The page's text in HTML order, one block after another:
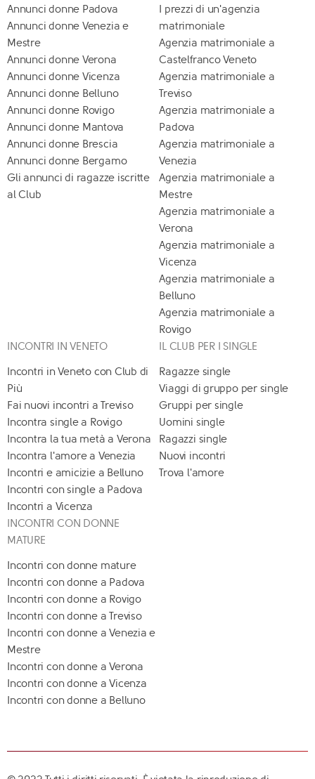
Annunci donne Padova
Annunci donne Venezia e
Mestre
Annunci donne Verona
Annunci donne Vicenza
Annunci donne Belluno
Annunci donne Rovigo
Annunci donne Mantova
Annunci donne Brescia
Annunci donne Bergamo
Gli annunci di ragazze iscritte
al Club
I prezzi di un'agenzia
matrimoniale
Agenzia matrimoniale a
Castelfranco Veneto
Agenzia matrimoniale a
Treviso
Agenzia matrimoniale a
Padova
Agenzia matrimoniale a
Venezia
Agenzia matrimoniale a
Mestre
Agenzia matrimoniale a
Verona
Agenzia matrimoniale a
Vicenza
Agenzia matrimoniale a
Belluno
Agenzia matrimoniale a
Rovigo
INCONTRI IN VENETO
Incontri in Veneto con Club di
Più
Fai nuovi incontri a Treviso
Incontra single a Rovigo
Incontra la tua metà a Verona
Incontra l'amore a Venezia
Incontri e amicizie a Belluno
Incontri con single a Padova
Incontri a Vicenza
IL CLUB PER I SINGLE
Ragazze single
Viaggi di gruppo per single
Gruppi per single
Uomini single
Ragazzi single
Nuovi incontri
Trova l'amore
INCONTRI CON DONNE
MATURE
Incontri con donne mature
Incontri con donne a Padova
Incontri con donne a Rovigo
Incontri con donne a Treviso
Incontri con donne a Venezia e
Mestre
Incontri con donne a Verona
Incontri con donne a Vicenza
Incontri con donne a Belluno